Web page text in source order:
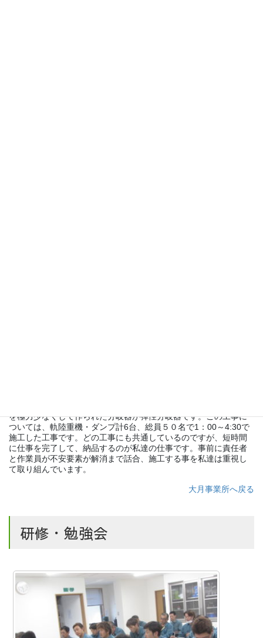
を極力少なくして作られた分岐器が弾性分岐器です。この工事に
ついては、軌陸重機・ダンプ計6台、総員５０名で1：00～4:30で
施工した工事です。どの工事にも共通しているのですが、短時間
に仕事を完了して、納品するのが私達の仕事です。事前に責任者
と作業員が不安要素が解消まで話合、施工する事を私達は重視し
て取り組んでいます。
大月事業所へ戻る
研修・勉強会